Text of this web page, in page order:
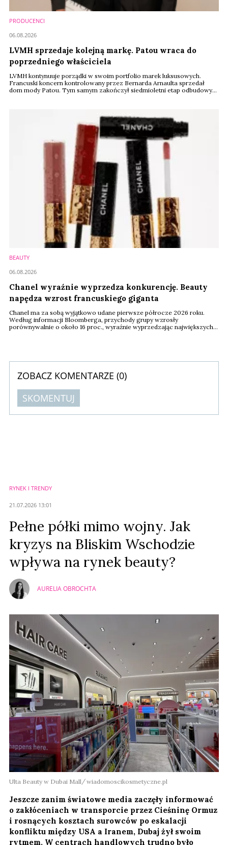
PRODUCENCI
LVMH sprzedaje kolejną markę. Patou wraca do
poprzedniego właściciela
LVMH kontynuuje porządki w swoim portfolio marek luksusowych.
Francuski koncern kontrolowany przez Bernarda Arnaulta sprzedał
dom mody Patou. Tym samym zakończył siedmioletni etap odbudowy
06.08.2026
BEAUTY
Chanel wyraźnie wyprzedza konkurencję. Beauty
napędza wzrost francuskiego giganta
Chanel ma za sobą wyjątkowo udane pierwsze półrocze 2026 roku.
Według informacji Bloomberga, przychody grupy wzrosły
porównywalnie o około 16 proc., wyraźnie wyprzedzając największych
06.08.2026
ZOBACZ KOMENTARZE (0)
SKOMENTUJ
RYNEK I TRENDY
21.07.2026 13:01
Pełne półki mimo wojny. Jak
kryzys na Bliskim Wschodzie
wpływa na rynek beauty?
AURELIA OBROCHTA
Ulta Beauty w Dubai Mall wiadomoscikosmetyczne.pl
Jeszcze zanim światowe media zaczęły informować
o zakłóceniach w transporcie przez Cieśninę Ormuz
i rosnących kosztach surowców po eskalacji
konfliktu między USA a Iranem, Dubaj żył swoim
rytmem. W centrach handlowych trudno było